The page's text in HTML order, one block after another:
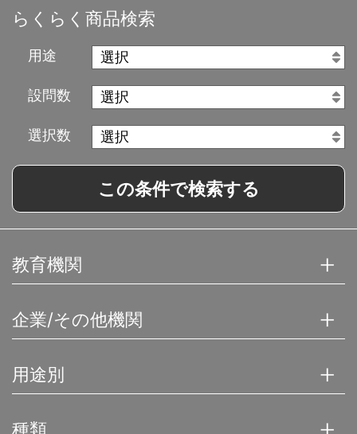
らくらく商品検索
用途
設問数
選択数
この条件で検索する
教育機関
企業/その他機関
用途別
種類